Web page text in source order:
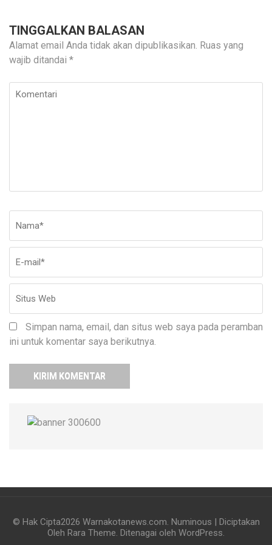
TINGGALKAN BALASAN
Alamat email Anda tidak akan dipublikasikan. Ruas yang
wajib ditandai *
Komentari
Simpan nama, email, dan situs web saya pada peramban
ini untuk komentar saya berikutnya.
© Hak Cipta2026 Warnakotanews.com Numinous | Diciptakan
Oleh Rara Theme . Ditenagai oleh WordPress